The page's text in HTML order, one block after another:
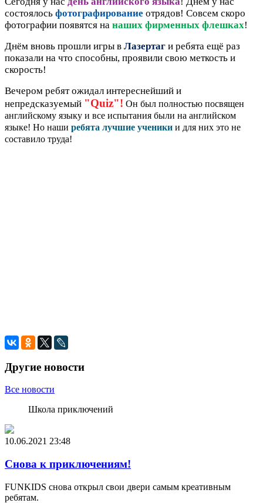
состоялось фотографирование отрядов! Совсем скоро
фотографии появятся на наших фирменных флешках!
Днём вновь прошли игры в Лазертаг и ребята ещё раз
показали на что способны, проявили свою меткость и
скорость!
Вечером ребят ожидал интереснейший и
непредсказуемый "Quiz"! Он был полностью посвящен
английскому языку и все испытания были на английском
языке! Но наши ребята лучшие ученики и для них это не
составило труда!
Другие новости
Все новости
Школа приключений
10.06.2021 23:48
Снова к приключениям!
FUNKIDS снова открыл свои двери самым креативным
ребятам.